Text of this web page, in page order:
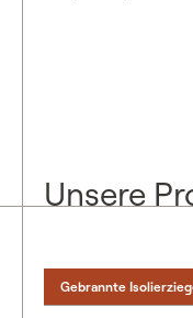
Unsere
Gebrannte